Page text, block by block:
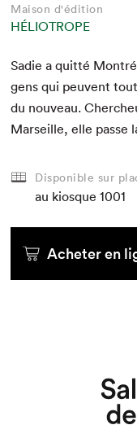
Maison d'édition
HÉLIOTROPE
Sadie a quit­té
gens qui peu­vent
du nou­veau.
Mar­seille, elle passe
Disponible sur
au kiosque 1001
Acheter en